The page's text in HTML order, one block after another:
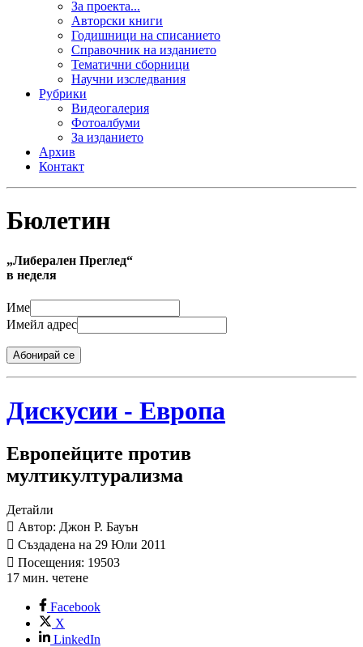
За проекта...
Авторски книги
Годишници на списанието
Справочник на изданието
Тематични сборници
Научни изследвания
Рубрики
Видеогалерия
Фотоалбуми
За изданието
Архив
Контакт
Бюлетин
„Либерален Преглед“
в неделя
Име
Имейл адрес
Абонирай се
Дискусии - Европа
Европейците против
мултикултурализма
Детайли
Автор: Джон Р. Бауън
Създадена на 29 Юли 2011
Посещения: 19503
17 мин. четене
Facebook
X
LinkedIn